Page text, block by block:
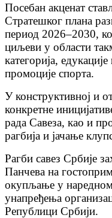
Посебан акценат
Стратешког плана
период 2026–2030,
циљеви у области
категорија,
промоције спорта.
У конструктивној и
конкретне
рада Савеза, као и
рагбија и јачање
Рагби савез Србије
Панчева на
окупљање у
унапређења
Републици Србији.